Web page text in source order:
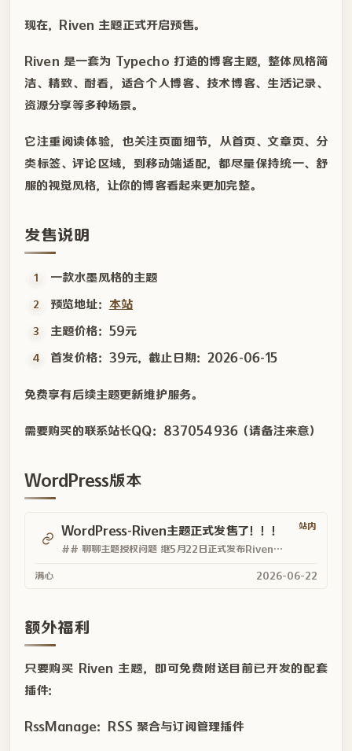
现在，Riven 主题正式开启预售。
Riven 是一套为 Typecho 打造的博客主题，整体风格简
洁、精致、耐看，适合个人博客、技术博客、生活记录、
资源分享等多种场景。
它注重阅读体验，也关注页面细节，从首页、文章页、分
类标签、评论区域，到移动端适配，都尽量保持统一、舒
服的视觉风格，让你的博客看起来更加完整。
发售说明
一款水墨风格的主题
预览地址： 本站
主题价格：59元
首发价格：39元，截止日期：2026-06-15
免费享有后续主题更新维护服务。
需要购买的联系站长QQ：837054936（请备注来意）
WordPress版本
站内
WordPress-Riven主题正式发售了！！！
## 聊聊主题授权问题 继5月22日正式发布Riven主...
满心 2026-06-22
额外福利
只要购买 Riven 主题，即可免费附送目前已开发的配套
插件：
RssManage：RSS 聚合与订阅管理插件